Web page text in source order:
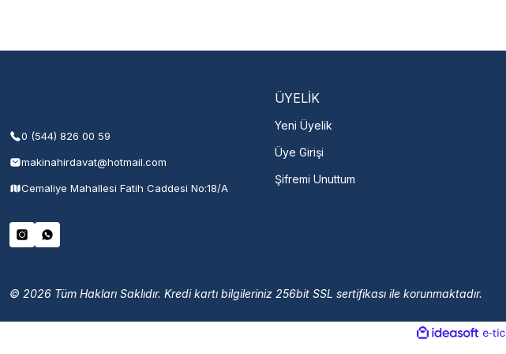
0 (544) 826 00 59
makinahirdavat@hotmail.com
Cemaliye Mahallesi Fatih Caddesi No:18/A
ÜYELİK
Yeni Üyelik
Üye Girişi
Şifremi Unuttum
© 2026 Tüm Hakları Saklıdır. Kredi kartı bilgileriniz 256bit SSL sertifikası ile korunmaktadır.